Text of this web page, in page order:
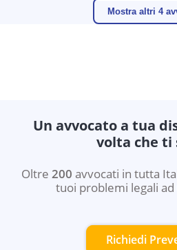
Mostra altri 4
Un avvocato a tua
volta che ti
Oltre 200 avvocati in tutta
tuoi problemi legali
Richiedi